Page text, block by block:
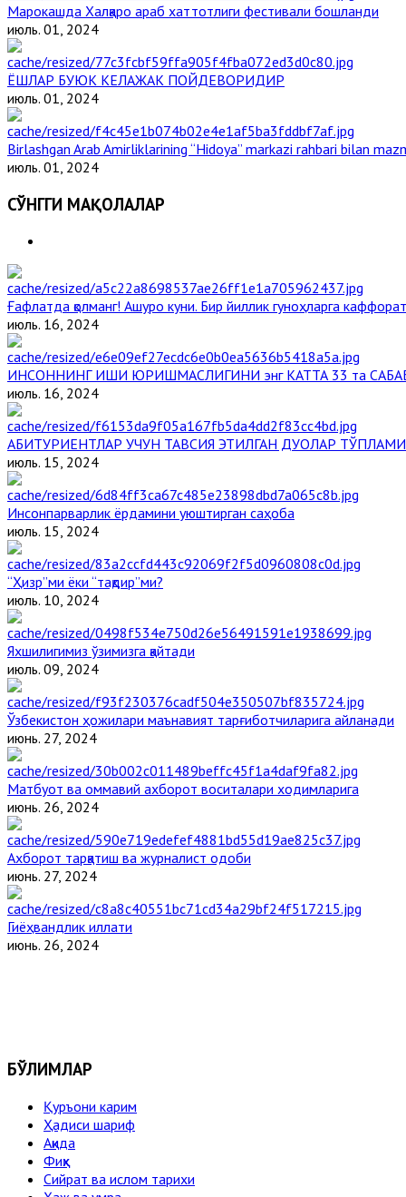
Марокашда Халқаро араб хаттотлиги фестивали бошланди
июль. 01, 2024
ЁШЛАР БУЮК КЕЛАЖАК ПОЙДЕВОРИДИР
июль. 01, 2024
Birlashgan Arab Amirliklarining “Hidoya” markazi rahbari bilan
июль. 01, 2024
СЎНГГИ МАҚОЛАЛАР
Ғафлатда қолманг! Ашуро куни. Бир йиллик гуноҳларга
июль. 16, 2024
ИНСОННИНГ ИШИ ЮРИШМАСЛИГИНИ энг КАТТА 33 та
июль. 16, 2024
АБИТУРИЕНТЛАР УЧУН ТАВСИЯ ЭТИЛГАН ДУОЛАР ТЎПЛАМИ
июль. 15, 2024
Инсонпарварлик ёрдамини уюштирган саҳоба
июль. 15, 2024
“Ҳизр”ми ёки “тақдир”ми?
июль. 10, 2024
Яхшилигимиз ўзимизга қайтади
июль. 09, 2024
Ўзбекистон ҳожилари маънавият тарғиботчиларига айланади
июнь. 27, 2024
Матбуот ва оммавий ахборот воситалари ходимларига
июнь. 26, 2024
Ахборот тарқатиш ва журналист одоби
июнь. 27, 2024
Гиёҳвандлик иллати
июнь. 26, 2024
БЎЛИМЛАР
Қуръони карим
Ҳадиси шариф
Ақида
Фиқҳ
Сийрат ва ислом тарихи